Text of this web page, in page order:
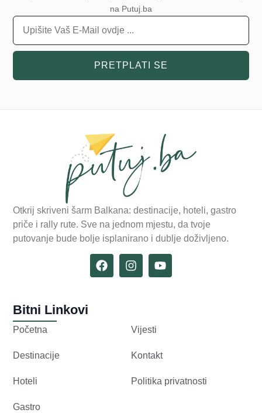
na Putuj.ba
PRETPLATI SE
Otkrij skriveni šarm Balkana: destinacije, hoteli, gastro
priče i rally rute. Sve na jednom mjestu, da tvoje
putovanje bude bolje isplanirano i dublje doživljeno.
Bitni Linkovi
Početna
Destinacije
Hoteli
Gastro
Vijesti
Kontakt
Politika privatnosti